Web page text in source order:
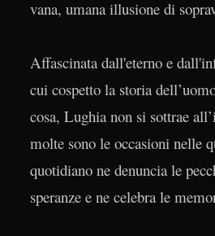
vana, umana illusione di
Affascinata dall'eterno e
cui cospetto la storia
cosa, Lughia non si sottrae
molte sono le occasioni nelle
quotidiano ne denuncia le
speranze e ne celebra le